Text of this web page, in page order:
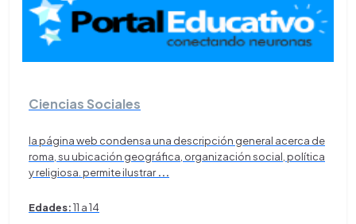
Ciencias Sociales
la página web condensa una descripción general acerca de
roma, su ubicación geográfica, organización social, política
y religiosa. permite ilustrar...
Edades:11 a 14